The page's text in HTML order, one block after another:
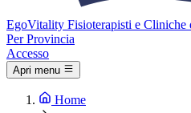
EgoVitality Fisioterapisti e Cliniche
Per Provincia
Accesso
Apri menu
Home